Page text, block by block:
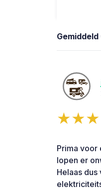
Gemiddeld
Prima voor
lopen er
Helaas